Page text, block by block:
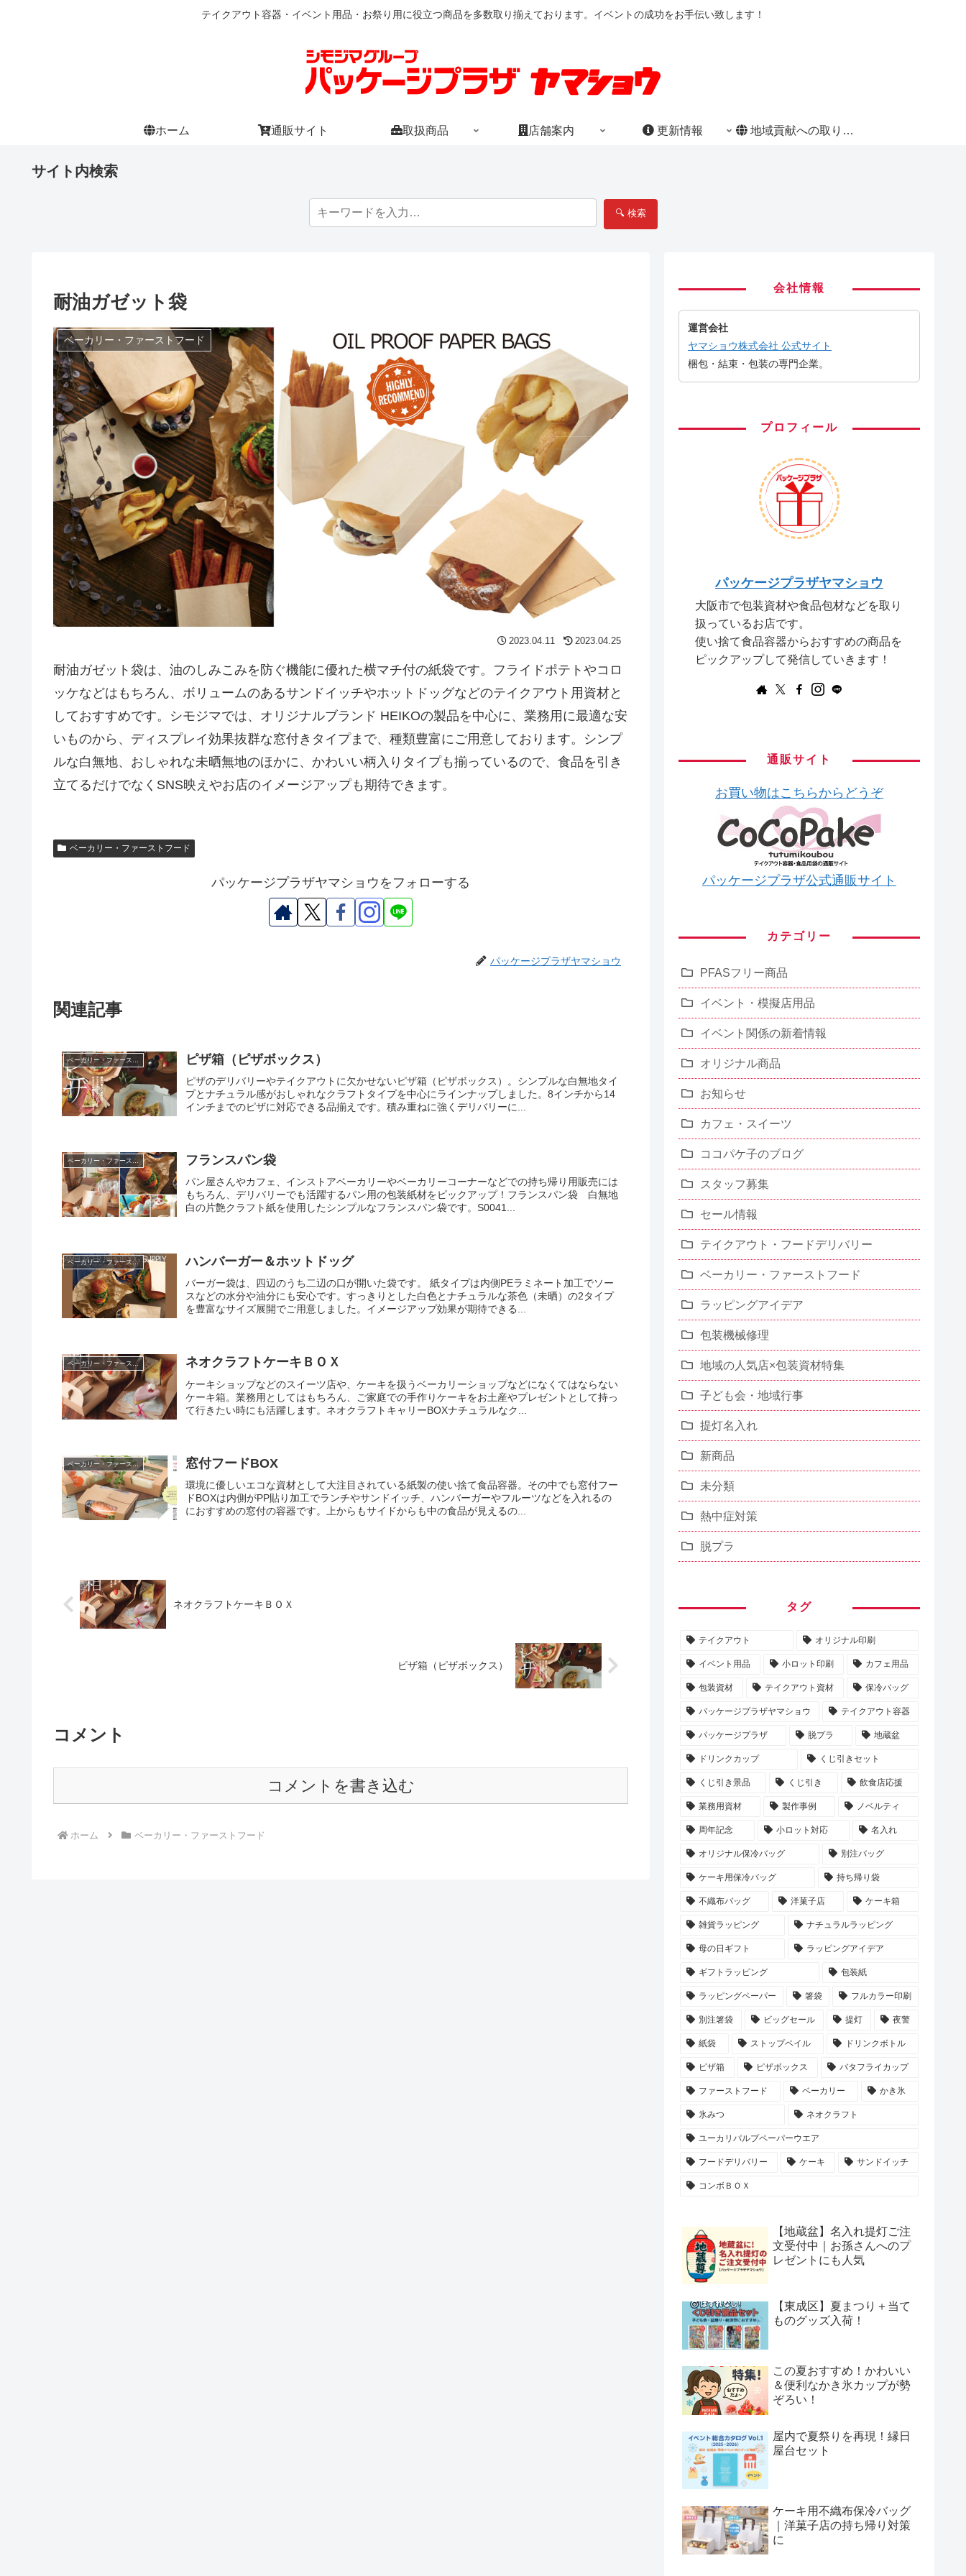
テイクアウト容器・イベント用品・お祭り用に役立つ商品を多数取り揃えております。イベントの成功をお手伝い致します！
ホーム 通販サイト 取扱商品 店舗案内 更新情報 地域貢献への取り組み
サイト内検索
🔍 検索
耐油ガゼット袋
ベーカリー・ファーストフード
2023.04.11 2023.04.25
耐油ガゼット袋は、油のしみこみを防ぐ機能に優れた横マチ付の紙袋です。フライドポテトやコロ
ッケなどはもちろん、ボリュームのあるサンドイッチやホットドッグなどのテイクアウト用資材と
しておすすめです。シモジマでは、オリジナルブランド HEIKOの製品を中心に、業務用に最適な安
いものから、ディスプレイ効果抜群な窓付きタイプまで、種類豊富にご用意しております。シンプ
ルな白無地、おしゃれな未晒無地のほかに、かわいい柄入りタイプも揃っているので、食品を引き
立てるだけでなくSNS映えやお店のイメージアップも期待できます。
ベーカリー・ファーストフード
パッケージプラザヤマショウをフォローする
パッケージプラザヤマショウ
関連記事
ピザ箱（ピザボックス）
ピザのデリバリーやテイクアウトに欠かせないピザ箱（ピザボックス）。シンプルな白無地タイ
プとナチュラル感がおしゃれなクラフトタイプを中心にラインナップしました。8インチから14
インチまでのピザに対応できる品揃えです。積み重ねに強くデリバリーに...
ベーカリー・ファーストフード フランスパン袋
パン屋さんやカフェ、インストアベーカリーやベーカリーコーナーなどでの持ち帰り用販売には
もちろん、デリバリーでも活躍するパン用の包装紙材をピックアップ！フランスパン袋 白無地
白の片艶クラフト紙を使用したシンプルなフランスパン袋です。S0041...
ベーカリー・ファーストフード ハンバーガー＆ホットドッグ
バーガー袋は、四辺のうち二辺の口が開いた袋です。 紙タイプは内側PEラミネート加工でソー
スなどの水分や油分にも安心です。すっきりとした白色とナチュラルな茶色（未晒）の2タイプ
を豊富なサイズ展開でご用意しました。イメージアップ効果が期待できる...
ベーカリー・ファーストフード ネオクラフトケーキＢＯＸ
ケーキショップなどのスイーツ店や、ケーキを扱うベーカリーショップなどになくてはならない
ケーキ箱。業務用としてはもちろん、ご家庭での手作りケーキをお土産やプレゼントとして持っ
て行きたい時にも活躍します。ネオクラフトキャリーBOXナチュラルなク...
ベーカリー・ファーストフード 窓付フードBOX
環境に優しいエコな資材として大注目されている紙製の使い捨て食品容器。その中でも窓付フー
ドBOXは内側がPP貼り加工でランチやサンドイッチ、ハンバーガーやフルーツなどを入れるの
におすすめの窓付の容器です。上からもサイドからも中の食品が見えるの...
ネオクラフトケーキＢＯＸ
ピザ箱（ピザボックス）
コメント
コメントを書き込む
ホーム ベーカリー・ファーストフード
会社情報
運営会社
ヤマショウ株式会社 公式サイト
梱包・結束・包装の専門企業。
プロフィール
パッケージプラザヤマショウ
大阪市で包装資材や食品包材などを取り
扱っているお店です。
使い捨て食品容器からおすすめの商品を
ピックアップして発信していきます！
通販サイト
お買い物はこちらからどうぞ
パッケージプラザ公式通販サイト
カテゴリー
PFASフリー商品
イベント・模擬店用品
イベント関係の新着情報
オリジナル商品
お知らせ
カフェ・スイーツ
ココパケ子のブログ
スタッフ募集
セール情報
テイクアウト・フードデリバリー
ベーカリー・ファーストフード
ラッピングアイデア
包装機械修理
地域の人気店×包装資材特集
子ども会・地域行事
提灯名入れ
新商品
未分類
熱中症対策
脱プラ
タグ
テイクアウト オリジナル印刷
イベント用品 小ロット印刷 カフェ用品
包装資材 テイクアウト資材 保冷バッグ
パッケージプラザヤマショウ テイクアウト容器
パッケージプラザ 脱プラ 地蔵盆
ドリンクカップ くじ引きセット
くじ引き景品 くじ引き 飲食店応援
業務用資材 製作事例 ノベルティ
周年記念 小ロット対応 名入れ
オリジナル保冷バッグ 別注バッグ
ケーキ用保冷バッグ 持ち帰り袋
不織布バッグ 洋菓子店 ケーキ箱
雑貨ラッピング ナチュラルラッピング
母の日ギフト ラッピングアイデア
ギフトラッピング 包装紙
ラッピングペーパー 箸袋 フルカラー印刷
別注箸袋 ビッグセール 提灯 夜警
紙袋 ストップペイル ドリンクボトル
ピザ箱 ピザボックス バタフライカップ
ファーストフード ベーカリー かき氷
氷みつ ネオクラフト
ユーカリパルプペーパーウエア
フードデリバリー ケーキ サンドイッチ
コンボＢＯＸ
【地蔵盆】名入れ提灯ご注
文受付中｜お孫さんへのプ
レゼントにも人気
【東成区】夏まつり＋当て
ものグッズ入荷！
この夏おすすめ！かわいい
＆便利なかき氷カップが勢
ぞろい！
屋内で夏祭りを再現！縁日
屋台セット
ケーキ用不織布保冷バッグ
｜洋菓子店の持ち帰り対策
に